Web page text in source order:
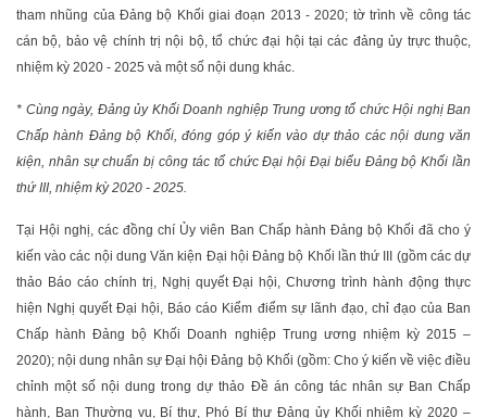
tham nhũng của Đảng bộ Khối giai đoạn 2013 - 2020; tờ trình về công tác
cán bộ, bảo vệ chính trị nội bộ, tổ chức đại hội tại các đảng ủy trực thuộc,
nhiệm kỳ 2020 - 2025 và một số nội dung khác.
* Cùng ngày, Đảng ủy Khối Doanh nghiệp Trung ương tổ chức Hội nghị Ban
Chấp hành Đảng bộ Khối, đóng góp ý kiến vào dự thảo các nội dung văn
kiện, nhân sự chuẩn bị công tác tổ chức Đại hội Đại biểu Đảng bộ Khối lần
thứ III, nhiệm kỳ 2020 - 2025.
Tại Hội nghị, các đồng chí Ủy viên Ban Chấp hành Đảng bộ Khối đã cho ý
kiến vào các nội dung Văn kiện Đại hội Đảng bộ Khối lần thứ III (gồm các dự
thảo Báo cáo chính trị, Nghị quyết Đại hội, Chương trình hành động thực
hiện Nghị quyết Đại hội, Báo cáo Kiểm điểm sự lãnh đạo, chỉ đạo của Ban
Chấp hành Đảng bộ Khối Doanh nghiệp Trung ương nhiệm kỳ 2015 –
2020); nội dung nhân sự Đại hội Đảng bộ Khối (gồm: Cho ý kiến về việc điều
chỉnh một số nội dung trong dự thảo Đề án công tác nhân sự Ban Chấp
hành, Ban Thường vụ, Bí thư, Phó Bí thư Đảng ủy Khối nhiệm kỳ 2020 –